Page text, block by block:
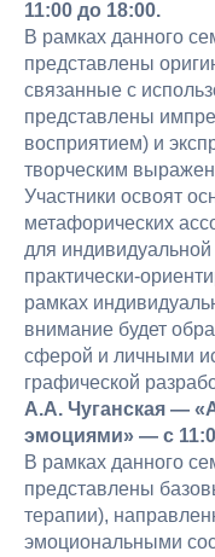
11:00 до 18:00.
В рамках данного
представлены
связанные с
представлены
восприятием) и
творческим
Участники освоят
метафорических
для
практически-
рамках
внимание будет
сферой и личными
графической
А.А. Чуганская —
эмоциями» — с
В рамках данного
представлены
терапии),
эмоциональными